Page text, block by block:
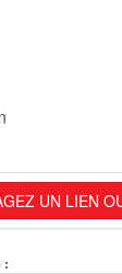
UN LIEN
: